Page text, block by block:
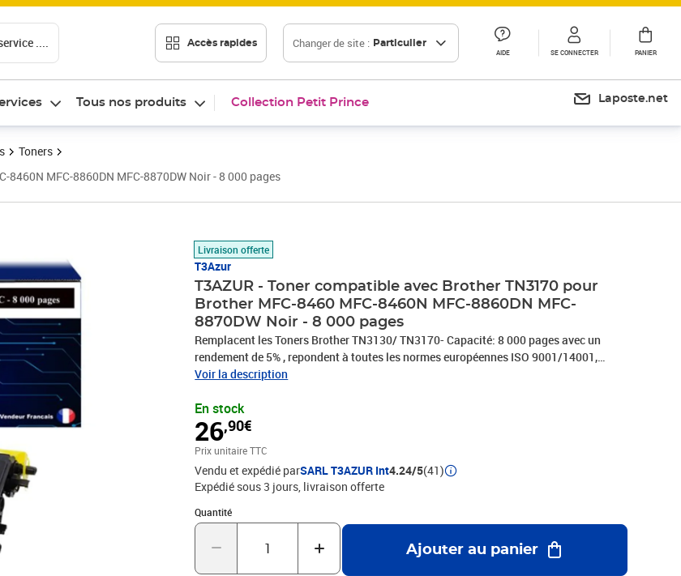
.... Accès rapides Changer de site : Particulier
AIDE SE CONNECTER PANIER
Tous nos produits Collection Petit Prince Laposte.net
Toners
MFC-8860DN MFC-8870DW Noir - 8 000 pages
Livraison offerte
T3Azur
T3AZUR - Toner compatible avec Brother TN3170 pour
Brother MFC-8460 MFC-8460N MFC-8860DN MFC-
8870DW Noir - 8 000 pages
Remplacent les Toners Brother TN3130/ TN3170- Capacité: 8 000 pages avec un
rendement de 5% , repondent à toutes les normes européennes ISO 9001/14001,
STMC, CE, ROHS - 100% Compatible - Encre de haute qualité qui garantie une
Voir la description
En stock
26,90€
Prix 26,90€
Prix unitaire TTC
Vendu et expédié parSARL T3AZUR Int4.24/5(41)
Expédié sous 3 jours livraison offerte
Quantité
Quantité : 1
Ajouter au panier